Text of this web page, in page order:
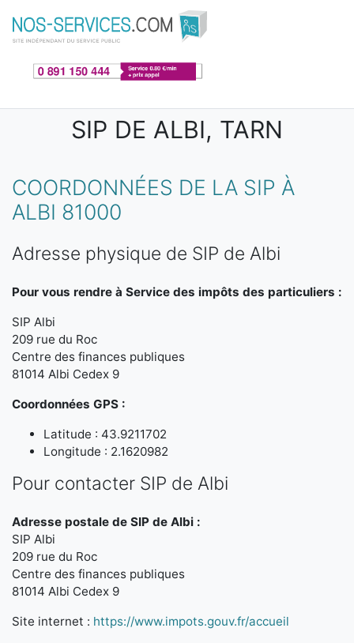
Aller au contenu principal
SIP DE ALBI, TARN
COORDONNÉES DE LA SIP À
ALBI 81000
Adresse physique de SIP de Albi
Pour vous rendre à Service des impôts des particuliers :
SIP Albi
209 rue du Roc
Centre des finances publiques
81014 Albi Cedex 9
Coordonnées GPS :
Latitude : 43.9211702
Longitude : 2.1620982
Pour contacter SIP de Albi
Adresse postale de SIP de Albi :
SIP Albi
209 rue du Roc
Centre des finances publiques
81014 Albi Cedex 9
Site internet : https://www.impots.gouv.fr/accueil